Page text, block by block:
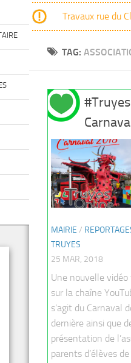
Travaux rue du
TAG:
MAIRIE /
TRUYES
25 MAR, 2018
Une nouvelle
sur la chaîne
s’agit du Carnaval
dernière ainsi que
présentation de
parents d’élèves de